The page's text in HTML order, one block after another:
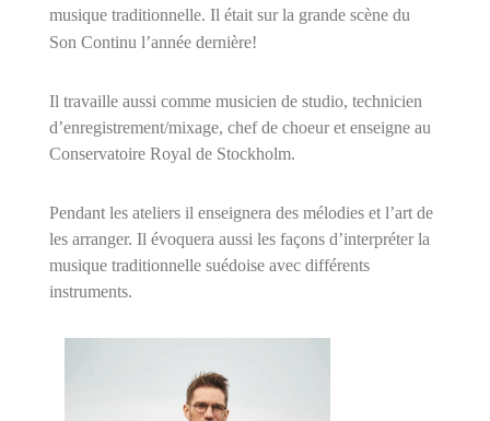
musique traditionnelle. Il était sur la grande scène du
Son Continu l’année dernière!
Il travaille aussi comme musicien de studio, technicien
d’enregistrement/mixage, chef de choeur et enseigne au
Conservatoire Royal de Stockholm.
Pendant les ateliers il enseignera des mélodies et l’art de
les arranger. Il évoquera aussi les façons d’interpréter la
musique traditionnelle suédoise avec différents
instruments.